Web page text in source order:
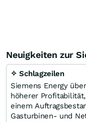
Neuigkeiten zur
✧ Schlagzeilen
Siemens Energy
höherer
einem
Gasturbinen- und